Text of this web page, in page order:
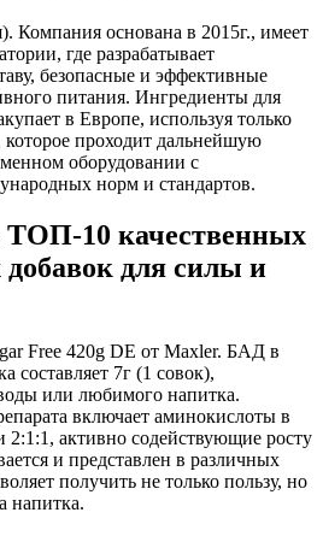
Компания основана в 2015г., имеет
где разрабатывает
безопасные и эффективные
питания. Ингредиенты для
в Европе, используя только
которое проходит дальнейшую
оборудовании с
норм и стандартов.
ТОП-10 качественных
для силы и
Free 420g DE от Maxler. БАД в
составляет 7г (1 совок),
или любимого напитка.
включает аминокислоты в
активно содействующие росту
и представлен в различных
получить не только пользу, но
напитка.